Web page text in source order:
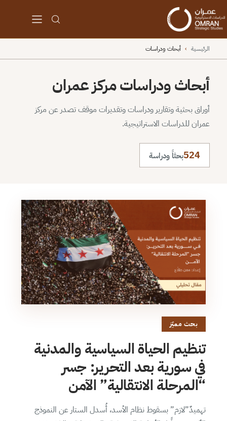
الرئيسية › أبحاث ودراسات
أبحاث ودراسات مركز عمران
أوراق بحثية وتقارير ودراسات وتقديرات موقف تصدر عن مركز
عمران للدراسات الاستراتيجية.
524بحثاً ودراسة
بحث مميّز
تنظيم الحياة السياسية والمدنية
في سورية بعد التحرير: جسر
“المرحلة الانتقالية” الآمن
تهميدٌ”لازم” بسقوط نظام الأسد، أُسدل الستار عن النموذج